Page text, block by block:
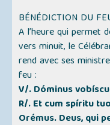
BÉNÉDICTION DU
A l’heure qui permet
vers minuit, le
rend avec ses
feu :
V/. Dóminus
R/. Et cum spíritu
Orémus. Deus, qui